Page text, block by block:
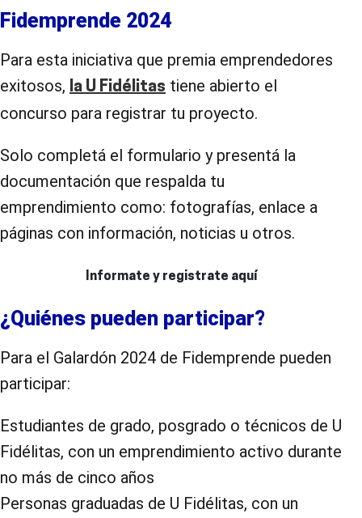
Fidemprende 2024
Para esta iniciativa que premia emprendedores
exitosos, la U Fidélitas tiene abierto el
concurso para registrar tu proyecto.
Solo completá el formulario y presentá la
documentación que respalda tu
emprendimiento como: fotografías, enlace a
páginas con información, noticias u otros.
Informate y registrate aquí
¿Quiénes pueden participar?
Para el Galardón 2024 de Fidemprende pueden
participar:
Estudiantes de grado, posgrado o técnicos de U
Fidélitas, con un emprendimiento activo durante
no más de cinco años
Personas graduadas de U Fidélitas, con un